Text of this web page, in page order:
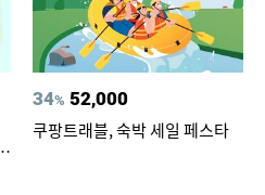
34% 52,000
쿠팡트래블, 숙박 세일 페스타